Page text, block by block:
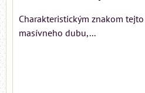
Charakteristickým znakom
masívneho dubu,...